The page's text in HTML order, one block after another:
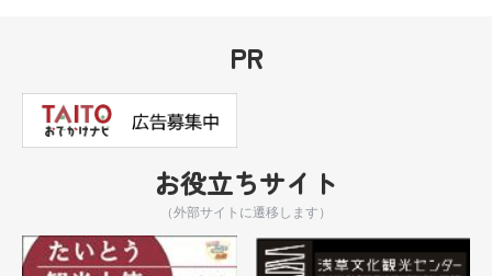
PR
お役立ちサイト
（外部サイトに遷移します）